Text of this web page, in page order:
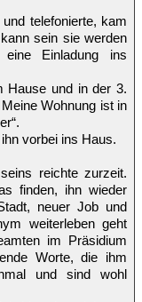
telefonierte, kam
sein sie werden
Einladung ins
Hause und in der 3.
Wohnung ist in
vorbei ins Haus.
reichte zurzeit.
finden, ihn wieder
neuer Job und
weiterleben geht
im Präsidium
Worte, die ihm
und sind wohl